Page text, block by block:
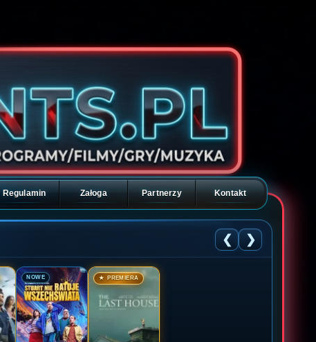
Regulamin Załoga Partnerzy Kontakt
❮ ❯
🎬NOWE 🎬★ PREMIERA